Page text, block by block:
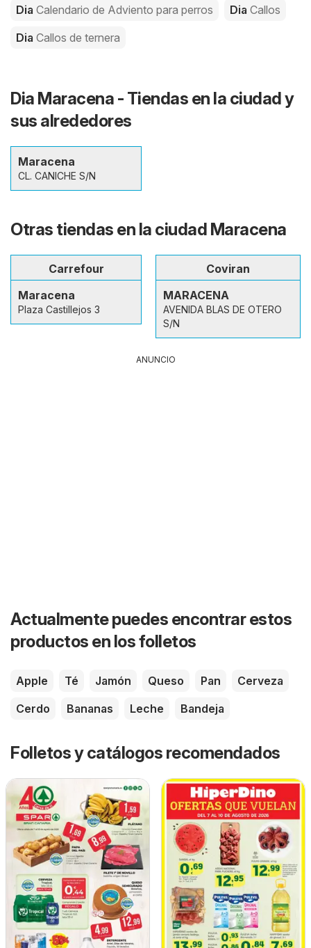
Dia Calendario de Adviento para perros Dia Callos
Dia Callos de ternera
Dia Maracena - Tiendas en la ciudad y
sus alrededores
Maracena
CL. CANICHE S/N
Otras tiendas en la ciudad Maracena
Carrefour
Maracena
Plaza Castillejos 3
Coviran
MARACENA
AVENIDA BLAS DE OTERO
S/N
ANUNCIO
Actualmente puedes encontrar estos
productos en los folletos
Apple Té Jamón Queso Pan
Cerveza
Cerdo
Bananas Leche Bandeja
Folletos y catálogos recomendados